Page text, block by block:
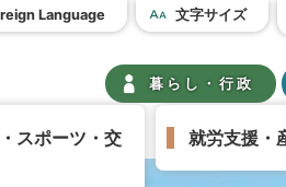
Language 文字サイズ
暮らし・行政
スポーツ・交
就労支援・